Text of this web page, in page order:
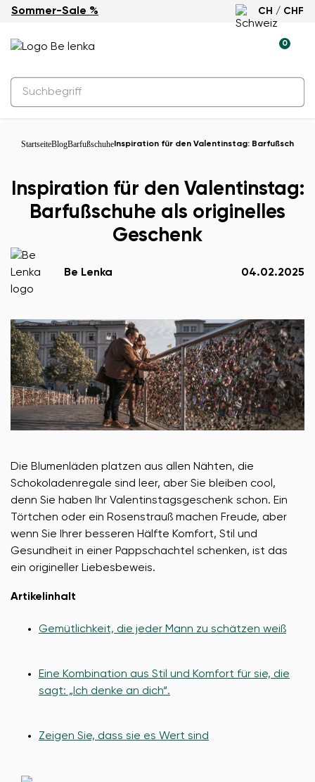
Sommer-Sale % CH / CHF
0
StartseiteBlogBarfußschuhe Inspiration für den Valentinstag: Barfußschuhe
Inspiration für den Valentinstag:
Barfußschuhe als originelles
Geschenk
Be Lenka 04.02.2025
Die Blumenläden platzen aus allen Nähten, die
Schokoladenregale sind leer, aber Sie bleiben cool,
denn Sie haben Ihr Valentinstagsgeschenk schon. Ein
Törtchen oder ein Rosenstrauß machen Freude, aber
wenn Sie Ihrer besseren Hälfte Komfort, Stil und
Gesundheit in einer Pappschachtel schenken, ist das
ein origineller Liebesbeweis.
Artikelinhalt
Gemütlichkeit, die jeder Mann zu schätzen weiß
Eine Kombination aus Stil und Komfort für sie, die
sagt: „Ich denke an dich“.
Zeigen Sie, dass sie es Wert sind